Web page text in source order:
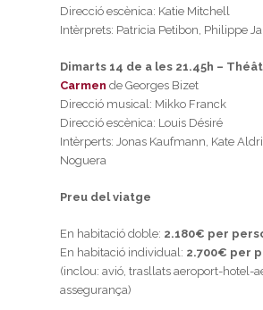
Direcció escènica: Katie Mitchell
Intèrprets: Patricia Petibon, Philippe
Dimarts 14 de a les 21.45h –
Carmen de Georges Bizet
Direcció musical: Mikko Franck
Direcció escènica: Louis Désiré
Intèrperts: Jonas Kaufmann, Kate
Noguera
Preu del viatge
En habitació doble: 2.180€ per
En habitació individual: 2.700€ per
(inclou: avió, trasllats aeroport-hotel-
assegurança)